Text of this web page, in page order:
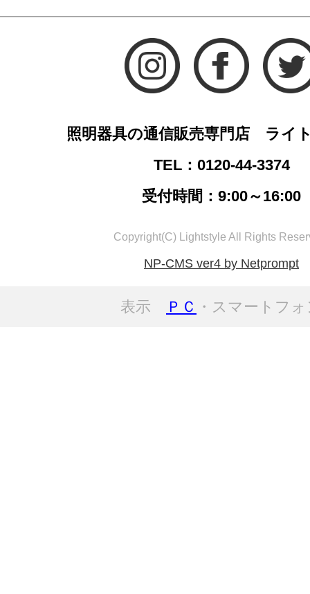
照明器具の通信販売専門店 ライ
TEL：0120-44-3374
受付時間：9:00～16:00
Copyright(C) Lightstyle All Rights
NP-CMS ver4 by Netprompt
表示 ＰＣ ・スマートフ